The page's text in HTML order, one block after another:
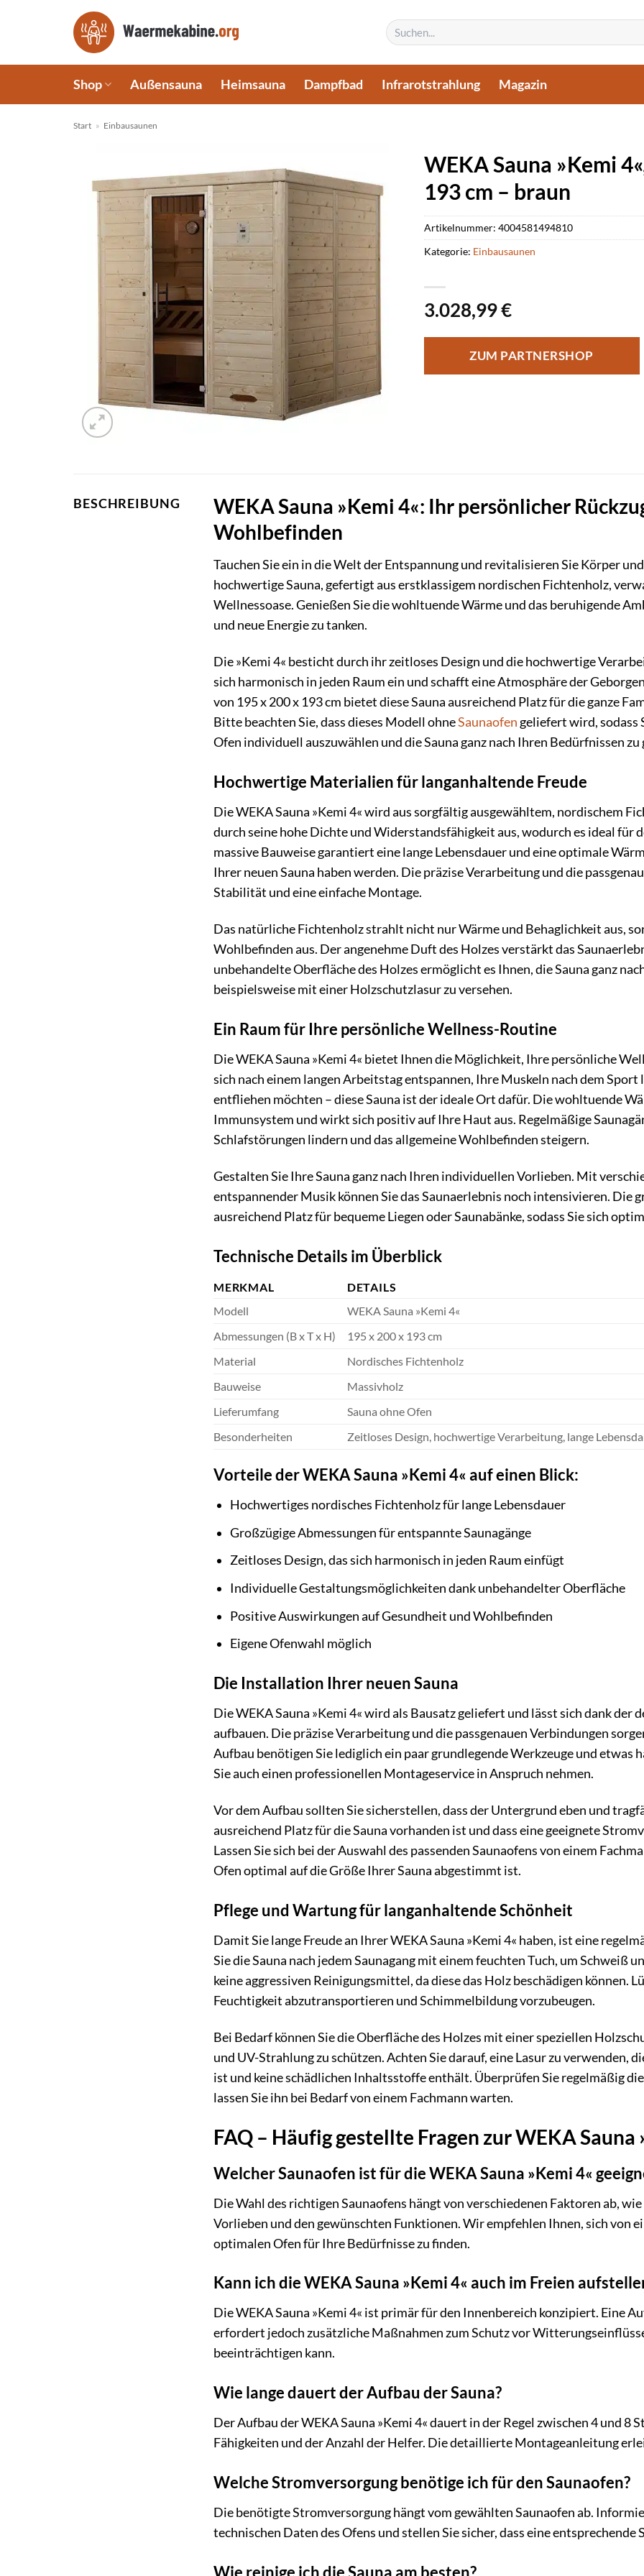
Suchen
nach:
Shop Außensauna Heimsauna Dampfbad Infrarotstrahlung Magazin
Start » Einbausaunen
WEKA Sauna »Kemi
193 cm – braun
3.028,99€
ZUM PARTNERSHOP
Artikelnummer: 4004581494810
Kategorie: Einbausaunen
BESCHREIBUNG
WEKA Sauna »Kemi 4«: Ihr persönlicher
Wohlbefinden
Tauchen Sie ein in die Welt der Entspannung und revitalisieren Sie Körper
hochwertige Sauna, gefertigt aus erstklassigem nordischen Fichtenholz,
Wellnessoase. Genießen Sie die wohltuende Wärme und das beruhigende
und neue Energie zu tanken.
Die »Kemi 4« besticht durch ihr zeitloses Design und die hochwertige
sich harmonisch in jeden Raum ein und schafft eine Atmosphäre der
von 195 x 200 x 193 cm bietet diese Sauna ausreichend Platz für die ganze
Bitte beachten Sie, dass dieses Modell ohneSaunaofengeliefert wird, sodass
Ofen individuell auszuwählen und die Sauna ganz nach Ihren Bedürfnissen zu
Hochwertige Materialien für langanhaltende Freude
Die WEKA Sauna »Kemi 4« wird aus sorgfältig ausgewähltem, nordischem
durch seine hohe Dichte und Widerstandsfähigkeit aus, wodurch es ideal für
massive Bauweise garantiert eine lange Lebensdauer und eine optimale
Ihrer neuen Sauna haben werden. Die präzise Verarbeitung und die
Stabilität und eine einfache Montage.
Das natürliche Fichtenholz strahlt nicht nur Wärme und Behaglichkeit aus,
Wohlbefinden aus. Der angenehme Duft des Holzes verstärkt das
unbehandelte Oberfläche des Holzes ermöglicht es Ihnen, die Sauna ganz
beispielsweise mit einer Holzschutzlasur zu versehen.
Ein Raum für Ihre persönliche Wellness-Routine
Die WEKA Sauna »Kemi 4« bietet Ihnen die Möglichkeit, Ihre persönliche
sich nach einem langen Arbeitstag entspannen, Ihre Muskeln nach dem
entfliehen möchten – diese Sauna ist der ideale Ort dafür. Die wohltuende
Immunsystem und wirkt sich positiv auf Ihre Haut aus. Regelmäßige
Schlafstörungen lindern und das allgemeine Wohlbefinden steigern.
Gestalten Sie Ihre Sauna ganz nach Ihren individuellen Vorlieben. Mit
entspannender Musik können Sie das Saunaerlebnis noch intensivieren.
ausreichend Platz für bequeme Liegen oder Saunabänke, sodass Sie sich
Technische Details im Überblick
MERKMAL
DETAILS
Modell
WEKA Sauna »Kemi 4«
Abmessungen (B x T x H)
195 x 200 x 193 cm
Material
Nordisches Fichtenholz
Bauweise
Massivholz
Lieferumfang
Sauna ohne Ofen
Besonderheiten
Zeitloses Design, hochwertige Verarbeitung, lange
Vorteile der WEKA Sauna »Kemi 4« auf einen Blick:
Hochwertiges nordisches Fichtenholz für lange Lebensdauer
Großzügige Abmessungen für entspannte Saunagänge
Zeitloses Design, das sich harmonisch in jeden Raum einfügt
Individuelle Gestaltungsmöglichkeiten dank unbehandelter Oberfläche
Positive Auswirkungen auf Gesundheit und Wohlbefinden
Eigene Ofenwahl möglich
Die Installation Ihrer neuen Sauna
Die WEKA Sauna »Kemi 4« wird als Bausatz geliefert und lässt sich dank
aufbauen. Die präzise Verarbeitung und die passgenauen Verbindungen
Aufbau benötigen Sie lediglich ein paar grundlegende Werkzeuge und etwas
Sie auch einen professionellen Montageservice in Anspruch nehmen.
Vor dem Aufbau sollten Sie sicherstellen, dass der Untergrund eben und
ausreichend Platz für die Sauna vorhanden ist und dass eine geeignete
Lassen Sie sich bei der Auswahl des passenden Saunaofens von einem
Ofen optimal auf die Größe Ihrer Sauna abgestimmt ist.
Pflege und Wartung für langanhaltende Schönheit
Damit Sie lange Freude an Ihrer WEKA Sauna »Kemi 4« haben, ist eine
Sie die Sauna nach jedem Saunagang mit einem feuchten Tuch, um Schweiß
keine aggressiven Reinigungsmittel, da diese das Holz beschädigen können.
Feuchtigkeit abzutransportieren und Schimmelbildung vorzubeugen.
Bei Bedarf können Sie die Oberfläche des Holzes mit einer speziellen
und UV-Strahlung zu schützen. Achten Sie darauf, eine Lasur zu verwenden,
ist und keine schädlichen Inhaltsstoffe enthält. Überprüfen Sie regelmäßig
lassen Sie ihn bei Bedarf von einem Fachmann warten.
FAQ – Häufig gestellte Fragen zur WEKA Sauna
Welcher Saunaofen ist für die WEKA Sauna »Kemi 4«
Die Wahl des richtigen Saunaofens hängt von verschiedenen Faktoren ab,
Vorlieben und den gewünschten Funktionen. Wir empfehlen Ihnen, sich von
optimalen Ofen für Ihre Bedürfnisse zu finden.
Kann ich die WEKA Sauna »Kemi 4« auch im Freien
Die WEKA Sauna »Kemi 4« ist primär für den Innenbereich konzipiert. Eine
erfordert jedoch zusätzliche Maßnahmen zum Schutz vor
beeinträchtigen kann.
Wie lange dauert der Aufbau der Sauna?
Der Aufbau der WEKA Sauna »Kemi 4« dauert in der Regel zwischen 4 und 8
Fähigkeiten und der Anzahl der Helfer. Die detaillierte Montageanleitung
Welche Stromversorgung benötige ich für den Saunaofen?
Die benötigte Stromversorgung hängt vom gewählten Saunaofen ab.
technischen Daten des Ofens und stellen Sie sicher, dass eine
Wie reinige ich die Sauna am besten?